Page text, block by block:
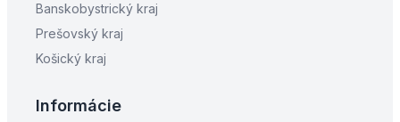
Banskobystrický kraj
Prešovský kraj
Košický kraj
Informácie